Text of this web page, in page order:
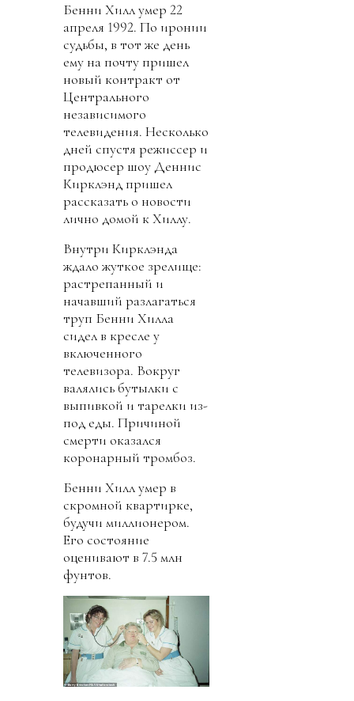
Бенни Хилл умер 22
апреля 1992. По иронии
судьбы, в тот же день
ему на почту пришел
новый контракт от
Центрального
независимого
телевидения. Несколько
дней спустя режиссер и
продюсер шоу Деннис
Кирклэнд пришел
рассказать о новости
лично домой к Хиллу.
Внутри Кирклэнда
ждало жуткое зрелище:
растрепанный и
начавший разлагаться
труп Бенни Хилла
сидел в кресле у
включенного
телевизора. Вокруг
валялись бутылки с
выпивкой и тарелки из-
под еды. Причиной
смерти оказался
коронарный тромбоз.
Бенни Хилл умер в
скромной квартирке,
будучи миллионером.
Его состояние
оценивают в 7.5 млн
фунтов.